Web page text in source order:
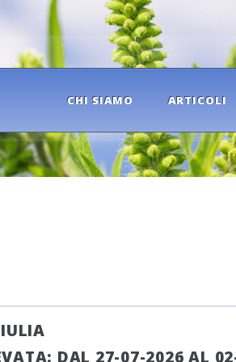
CHI SIAMO ARTICOLI
DAL 27-07-2026 AL